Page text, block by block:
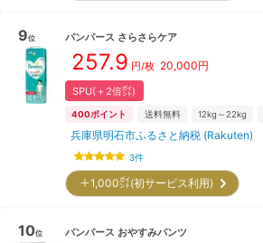
9位 パンパース さらさらケア
257.9 円/枚 20,000円
SPU(＋2倍㌽)
400ポイント 送料無料 12kg～22kg
兵庫県明石市ふるさと納税 (Rakuten)
3件
＋1,000㌽(初サービス利用)
10位 パンパース おやすみパンツ